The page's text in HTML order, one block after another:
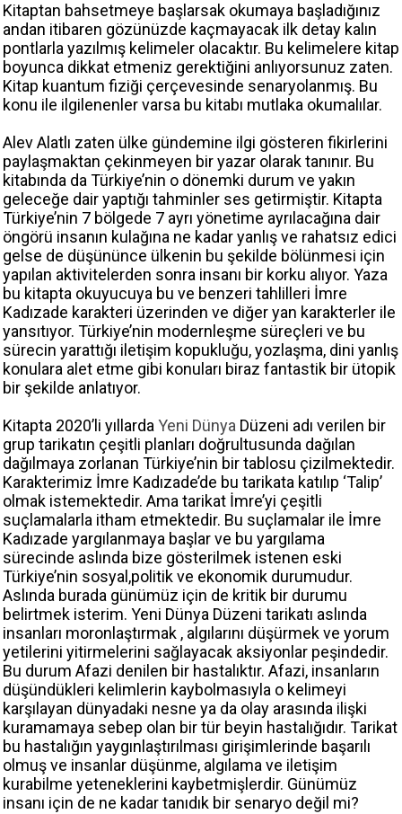
Kitaptan bahsetmeye başlarsak okumaya başladığınız
andan itibaren gözünüzde kaçmayacak ilk detay kalın
pontlarla yazılmış kelimeler olacaktır. Bu kelimelere kitap
boyunca dikkat etmeniz gerektiğini anlıyorsunuz zaten.
Kitap kuantum fiziği çerçevesinde senaryolanmış. Bu
konu ile ilgilenenler varsa bu kitabı mutlaka okumalılar.
Alev Alatlı zaten ülke gündemine ilgi gösteren fikirlerini
paylaşmaktan çekinmeyen bir yazar olarak tanınır. Bu
kitabında da Türkiye’nin o dönemki durum ve yakın
geleceğe dair yaptığı tahminler ses getirmiştir. Kitapta
Türkiye’nin 7 bölgede 7 ayrı yönetime ayrılacağına dair
öngörü insanın kulağına ne kadar yanlış ve rahatsız edici
gelse de düşününce ülkenin bu şekilde bölünmesi için
yapılan aktivitelerden sonra insanı bir korku alıyor. Yaza
bu kitapta okuyucuya bu ve benzeri tahlilleri İmre
Kadızade karakteri üzerinden ve diğer yan karakterler ile
yansıtıyor. Türkiye’nin modernleşme süreçleri ve bu
sürecin yarattığı iletişim kopukluğu, yozlaşma, dini yanlış
konulara alet etme gibi konuları biraz fantastik bir ütopik
bir şekilde anlatıyor.
Kitapta 2020’li yıllardaYeni Dünya Düzeni adı verilen bir
grup tarikatın çeşitli planları doğrultusunda dağılan
dağılmaya zorlanan Türkiye’nin bir tablosu çizilmektedir.
Karakterimiz İmre Kadızade’de bu tarikata katılıp ‘Talip’
olmak istemektedir. Ama tarikat İmre’yi çeşitli
suçlamalarla itham etmektedir. Bu suçlamalar ile İmre
Kadızade yargılanmaya başlar ve bu yargılama
sürecinde aslında bize gösterilmek istenen eski
Türkiye’nin sosyal,politik ve ekonomik durumudur.
Aslında burada günümüz için de kritik bir durumu
belirtmek isterim. Yeni Dünya Düzeni tarikatı aslında
insanları moronlaştırmak , algılarını düşürmek ve yorum
yetilerini yitirmelerini sağlayacak aksiyonlar peşindedir.
Bu durum Afazi denilen bir hastalıktır. Afazi, insanların
düşündükleri kelimlerin kaybolmasıyla o kelimeyi
karşılayan dünyadaki nesne ya da olay arasında ilişki
kuramamaya sebep olan bir tür beyin hastalığıdır. Tarikat
bu hastalığın yaygınlaştırılması girişimlerinde başarılı
olmuş ve insanlar düşünme, algılama ve iletişim
kurabilme yeteneklerini kaybetmişlerdir. Günümüz
insanı için de ne kadar tanıdık bir senaryo değil mi?